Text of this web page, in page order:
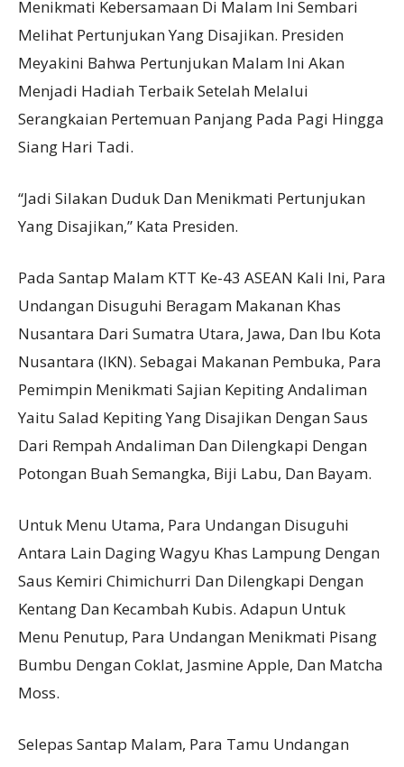
Menikmati Kebersamaan Di Malam Ini Sembari
Melihat Pertunjukan Yang Disajikan. Presiden
Meyakini Bahwa Pertunjukan Malam Ini Akan
Menjadi Hadiah Terbaik Setelah Melalui
Serangkaian Pertemuan Panjang Pada Pagi Hingga
Siang Hari Tadi.
“Jadi Silakan Duduk Dan Menikmati Pertunjukan
Yang Disajikan,” Kata Presiden.
Pada Santap Malam KTT Ke-43 ASEAN Kali Ini, Para
Undangan Disuguhi Beragam Makanan Khas
Nusantara Dari Sumatra Utara, Jawa, Dan Ibu Kota
Nusantara (IKN). Sebagai Makanan Pembuka, Para
Pemimpin Menikmati Sajian Kepiting Andaliman
Yaitu Salad Kepiting Yang Disajikan Dengan Saus
Dari Rempah Andaliman Dan Dilengkapi Dengan
Potongan Buah Semangka, Biji Labu, Dan Bayam.
Untuk Menu Utama, Para Undangan Disuguhi
Antara Lain Daging Wagyu Khas Lampung Dengan
Saus Kemiri Chimichurri Dan Dilengkapi Dengan
Kentang Dan Kecambah Kubis. Adapun Untuk
Menu Penutup, Para Undangan Menikmati Pisang
Bumbu Dengan Coklat, Jasmine Apple, Dan Matcha
Moss.
Selepas Santap Malam, Para Tamu Undangan